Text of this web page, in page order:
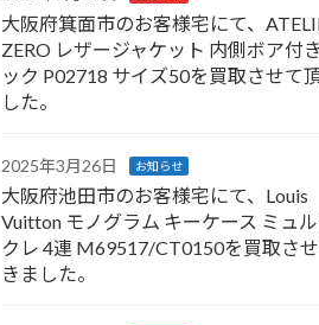
大阪府箕面市のお客様宅にて、
ZERO レザージャケット 内側ボア付
ック P02718 サイズ50を買取させて
した。
2025年3月26日 お知らせ
大阪府池田市のお客様宅にて、Louis
Vuitton モノグラム キーケース ミュル
クレ 4連 M69517/CT0150を買取さ
きました。